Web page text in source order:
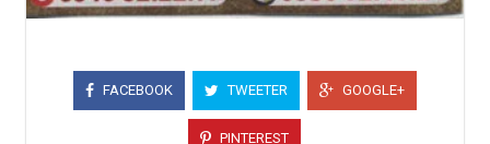
FACEBOOK TWEETER GOOGLE+
PINTEREST